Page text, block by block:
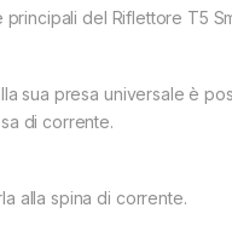
del Riflettore T5
sua presa universale è
di corrente.
alla spina di corrente.